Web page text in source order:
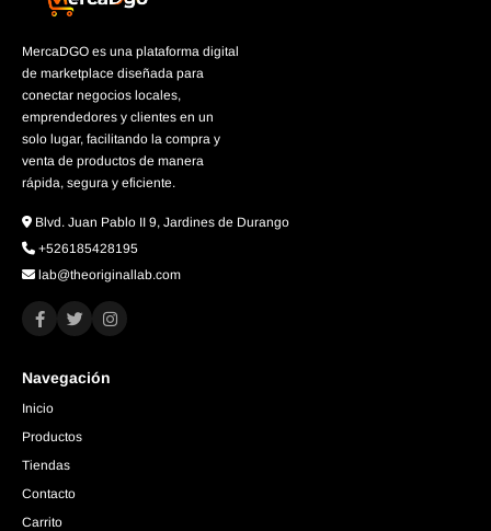
MercaDGO es una plataforma digital
de marketplace diseñada para
conectar negocios locales,
emprendedores y clientes en un
solo lugar, facilitando la compra y
venta de productos de manera
rápida, segura y eficiente.
Blvd. Juan Pablo II 9, Jardines de Durango
+526185428195
lab@theoriginallab.com
Navegación
Inicio
Productos
Tiendas
Contacto
Carrito